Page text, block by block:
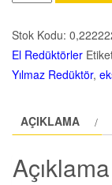
Stok Kodu:
El Redüktörler
Yılmaz Redüktör,
AÇIKLAMA
Açıklama